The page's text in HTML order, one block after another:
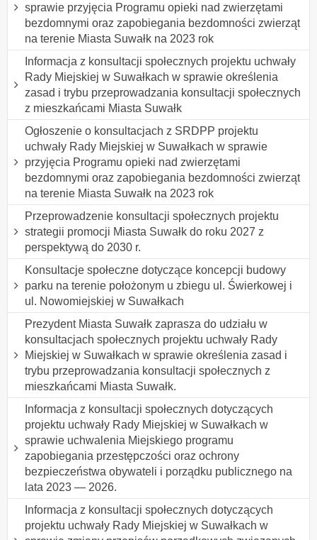
sprawie przyjęcia Programu opieki nad zwierzętami
bezdomnymi oraz zapobiegania bezdomności zwierząt
na terenie Miasta Suwałk na 2023 rok
Informacja z konsultacji społecznych projektu uchwały
Rady Miejskiej w Suwałkach w sprawie określenia
zasad i trybu przeprowadzania konsultacji społecznych
z mieszkańcami Miasta Suwałk
Ogłoszenie o konsultacjach z SRDPP projektu
uchwały Rady Miejskiej w Suwałkach w sprawie
przyjęcia Programu opieki nad zwierzętami
bezdomnymi oraz zapobiegania bezdomności zwierząt
na terenie Miasta Suwałk na 2023 rok
Przeprowadzenie konsultacji społecznych projektu
strategii promocji Miasta Suwałk do roku 2027 z
perspektywą do 2030 r.
Konsultacje społeczne dotyczące koncepcji budowy
parku na terenie położonym u zbiegu ul. Świerkowej i
ul. Nowomiejskiej w Suwałkach
Prezydent Miasta Suwałk zaprasza do udziału w
konsultacjach społecznych projektu uchwały Rady
Miejskiej w Suwałkach w sprawie określenia zasad i
trybu przeprowadzania konsultacji społecznych z
mieszkańcami Miasta Suwałk.
Informacja z konsultacji społecznych dotyczących
projektu uchwały Rady Miejskiej w Suwałkach w
sprawie uchwalenia Miejskiego programu
zapobiegania przestępczości oraz ochrony
bezpieczeństwa obywateli i porządku publicznego na
lata 2023 — 2026.
Informacja z konsultacji społecznych dotyczących
projektu uchwały Rady Miejskiej w Suwałkach w